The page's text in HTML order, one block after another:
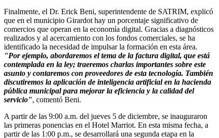
Finalmente, el Dr. Erick Beni, superintendente de SATRIM, explicó
que en el municipio Girardot hay un porcentaje significativo de
comercios que operan en la economía digital. Gracias a diagnósticos
realizados y al acercamiento con los fondos comerciales, se ha
identificado la necesidad de impulsar la formación en esta área.
"Por ejemplo, abordaremos el tema de la factura digital, que está
contemplada en la ley; traeremos charlas importantes sobre este
asunto y contaremos con proveedores de esta tecnología. También
discutiremos la aplicación de inteligencia artificial en la hacienda
pública municipal para mejorar la eficiencia y la calidad del
servicio", comentó Beni.
A partir de las 9:00 a.m. del jueves 5 de diciembre, se inauguraron
las primeras ponencias en el Hotel Marriot. En esta misma fecha, a
partir de las 1:00 p.m., se desarrollará una segunda etapa en la